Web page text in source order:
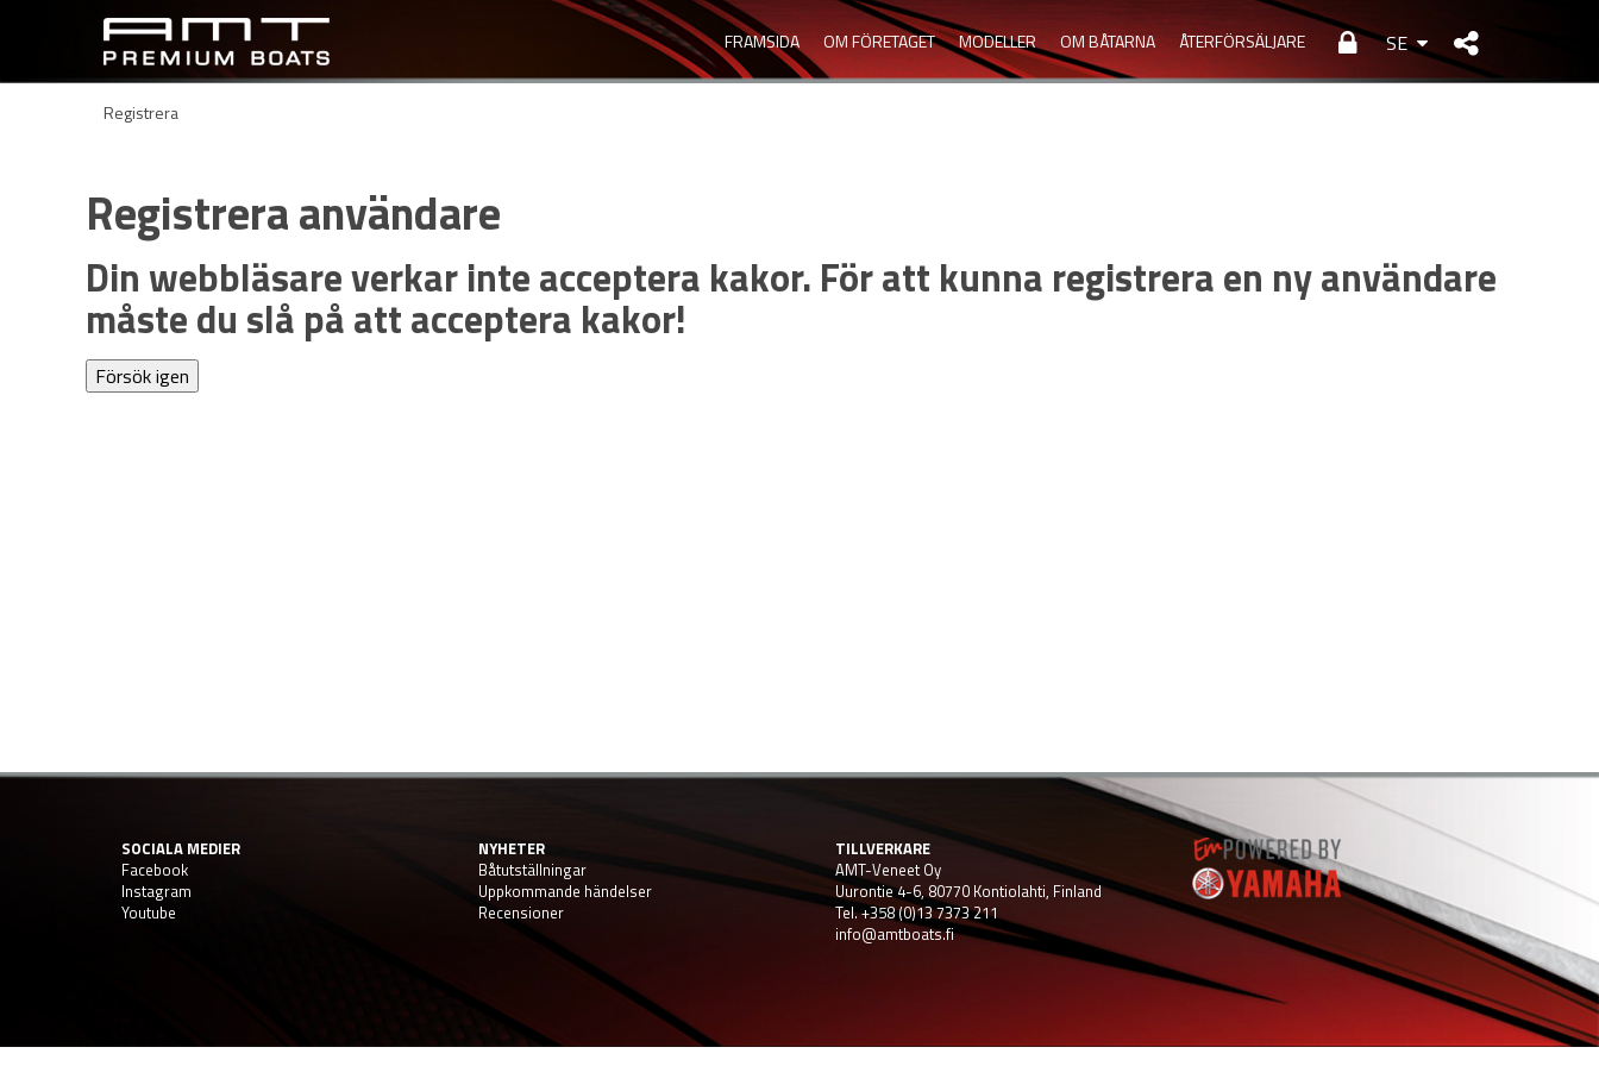
FRAMSIDA OM FÖRETAGET MODELLER OM BÅTARNA ÅTERFÖRSÄLJARE SE
Registrera
Registrera användare
Din webbläsare verkar inte acceptera kakor. För att kunna registrera en ny användare
måste du slå på att acceptera kakor!
SOCIALA MEDIER
Facebook
Instagram
Youtube
NYHETER
Båtutställningar
Uppkommande händelser
Recensioner
TILLVERKARE
AMT-Veneet Oy
Uurontie 4-6, 80770 Kontiolahti, Finland
Tel. +358 (0)13 7373 211
info@amtboats.fi